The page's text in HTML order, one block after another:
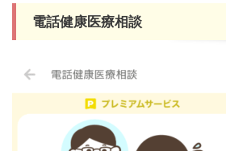
電話健康医療相談